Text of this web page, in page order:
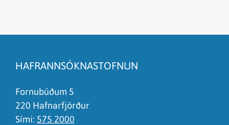
Það er of mikið efni á síðunni
Ég skil ekki efnið, finnst það of flókið
HAFRANNSÓKNASTOFNUN
Fornubúðum 5
220 Hafnarfjörður
Sími: 575 2000